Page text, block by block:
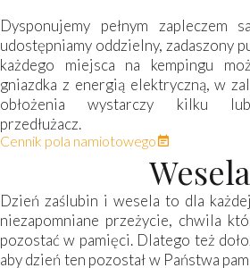
Dysponujemy pełnym zapleczem
udostępniamy oddzielny, zadaszony
każdego miejsca na kempingu
gniazdka z energią elektryczną, w
obłożenia wystarczy kilku
przedłużacz.
Cennik pola namiotowego
Wesela
Dzień zaślubin i wesela to dla
niezapomniane przeżycie, chwila
pozostać w pamięci. Dlatego też
aby dzień ten pozostał w Państwa